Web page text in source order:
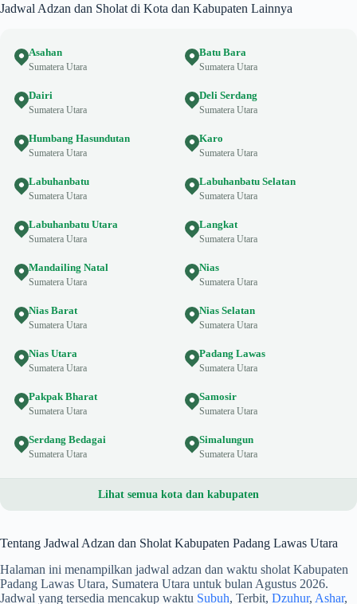
Jadwal Adzan dan Sholat di Kota dan Kabupaten Lainnya
Asahan
Sumatera Utara
Batu Bara
Sumatera Utara
Dairi
Sumatera Utara
Deli Serdang
Sumatera Utara
Humbang Hasundutan
Sumatera Utara
Karo
Sumatera Utara
Labuhanbatu
Sumatera Utara
Labuhanbatu Selatan
Sumatera Utara
Labuhanbatu Utara
Sumatera Utara
Langkat
Sumatera Utara
Mandailing Natal
Sumatera Utara
Nias
Sumatera Utara
Nias Barat
Sumatera Utara
Nias Selatan
Sumatera Utara
Nias Utara
Sumatera Utara
Padang Lawas
Sumatera Utara
Pakpak Bharat
Sumatera Utara
Samosir
Sumatera Utara
Serdang Bedagai
Sumatera Utara
Simalungun
Sumatera Utara
Lihat semua kota dan kabupaten
Tentang Jadwal Adzan dan Sholat Kabupaten Padang Lawas Utara
Halaman ini menampilkan jadwal adzan dan waktu sholat Kabupaten
Padang Lawas Utara, Sumatera Utara untuk bulan Agustus 2026.
Jadwal yang tersedia mencakup waktu Subuh, Terbit, Dzuhur, Ashar,